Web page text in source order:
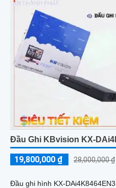
Đầu Ghi KBvision KX-
19,800,000 ₫ 28,000,000 ₫
Đầu ghi hình KX-